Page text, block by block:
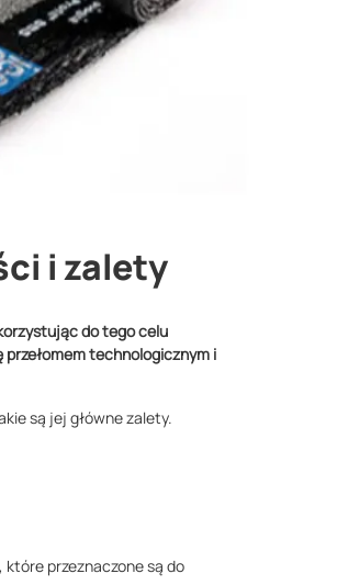
i zalety
do tego celu
technologicznym i
są jej główne zalety.
przeznaczone są do